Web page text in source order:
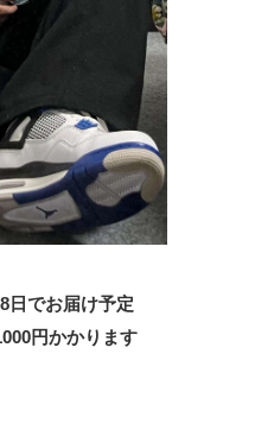
日でお届け予定
円かかります